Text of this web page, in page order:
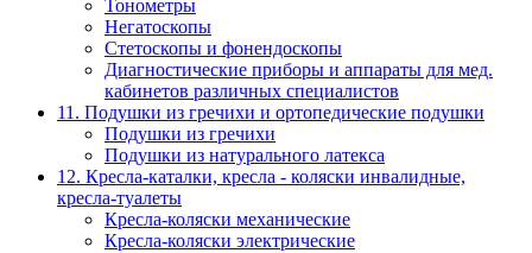
Тонометры
Негатоскопы
Стетоскопы и фонендоскопы
Диагностические приборы и аппараты для мед.
кабинетов различных специалистов
11. Подушки из гречихи и ортопедические подушки
Подушки из гречихи
Подушки из натурального латекса
12. Кресла-каталки, кресла - коляски инвалидные,
кресла-туалеты
Кресла-коляски механические
Кресла-коляски электрические